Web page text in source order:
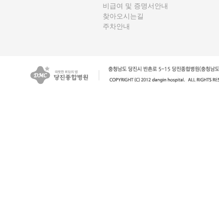
비급여 및 증명서안내
찾아오시는길
주차안내